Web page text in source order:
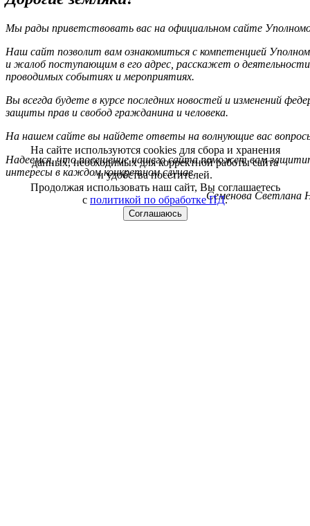
Мы рады приветствовать вас на официальном сайте
Наш сайт позволит вам ознакомиться с компетенцией
и жалоб поступающим в его адрес, расскажет о
проводимых событиях и мероприятиях.
Вы всегда будете в курсе последних новостей и изменений
защиты прав и свобод гражданина и человека.
На нашем сайте вы найдете ответы на волнующие вас
Надеемся, что посещение нашего сайта поможет вам
интересы в каждом конкретном случае.
Семенова Светлана
На сайте используются cookies для сбора и хранения
данных, необходимых для корректной работы сайта
и удобства посетителей.
Продолжая использовать наш сайт, Вы соглашаетесь
с политикой по обработке ПД.
Соглашаюсь